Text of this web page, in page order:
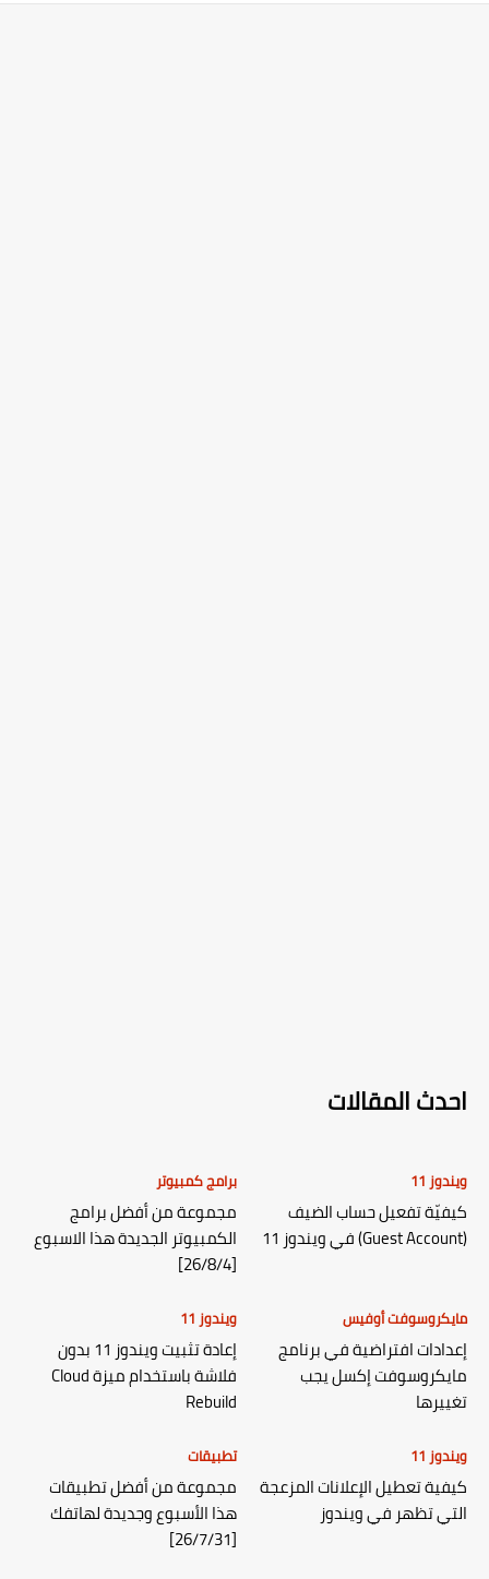
احدث المقالات
ويندوز 11
كيفيّة تفعيل حساب الضيف
(Guest Account) في ويندوز 11
برامج كمبيوتر
مجموعة من أفضل برامج
الكمبيوتر الجديدة هذا الاسبوع
[26/8/4]
مايكروسوفت أوفيس
إعدادات افتراضية في برنامج
مايكروسوفت إكسل يجب
تغييرها
ويندوز 11
إعادة تثبيت ويندوز 11 بدون
فلاشة باستخدام ميزة Cloud
Rebuild
ويندوز 11
كيفية تعطيل الإعلانات المزعجة
التي تظهر في ويندوز
تطبيقات
مجموعة من أفضل تطبيقات
هذا الأسبوع وجديدة لهاتفك
[26/7/31]